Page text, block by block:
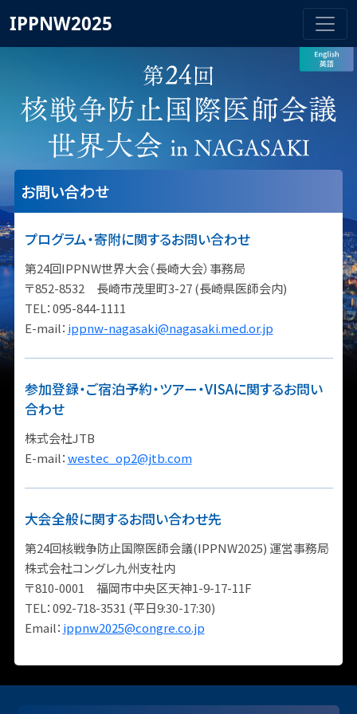
IPPNW2025
お問い合わせ
プログラム・寄附に関するお問い合わせ
第24回IPPNW世界大会（長崎大会）事務局
〒852-8532 長崎市茂里町3-27 (長崎県医師会内)
TEL：095-844-1111
E-mail： ippnw-nagasaki@nagasaki.med.or.jp
参加登録・ご宿泊予約・ツアー・VISAに関するお問い
合わせ
株式会社JTB
E-mail：westec_op2@jtb.com
大会全般に関するお問い合わせ先
第24回核戦争防止国際医師会議(IPPNW2025) 運営事務局
株式会社コングレ九州支社内
〒810-0001 福岡市中央区天神1-9-17-11F
TEL：092-718-3531 (平日9:30-17:30)
Email： ippnw2025@congre.co.jp